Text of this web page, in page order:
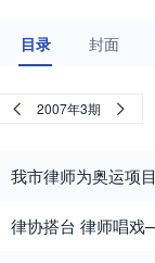
目录 封面
2007年3期
我市律师为奥运项
律协搭台 律师唱